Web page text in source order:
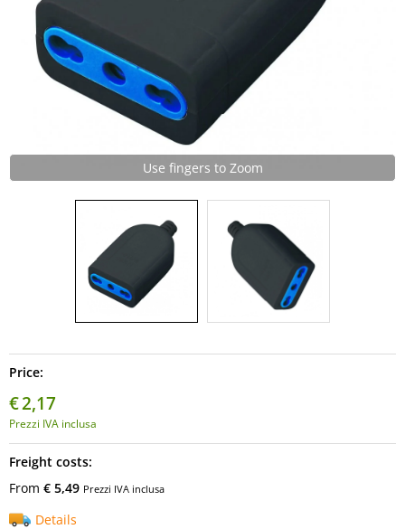
Use fingers to Zoom
Price:
€2,17
Prezzi IVA inclusa
Freight costs:
From € 5,49 Prezzi IVA inclusa
Details